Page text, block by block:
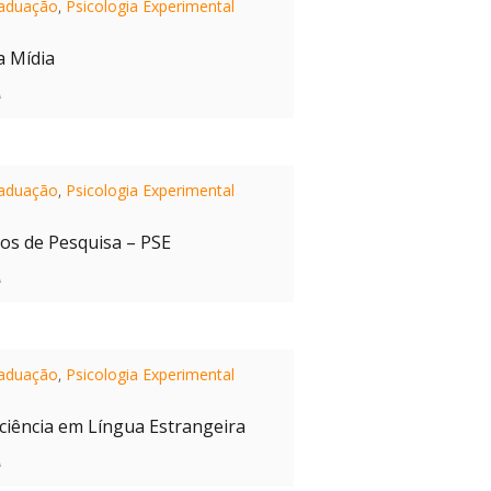
, Psicologia Experimental
Mídia
, Psicologia Experimental
de Pesquisa – PSE
, Psicologia Experimental
em Língua Estrangeira